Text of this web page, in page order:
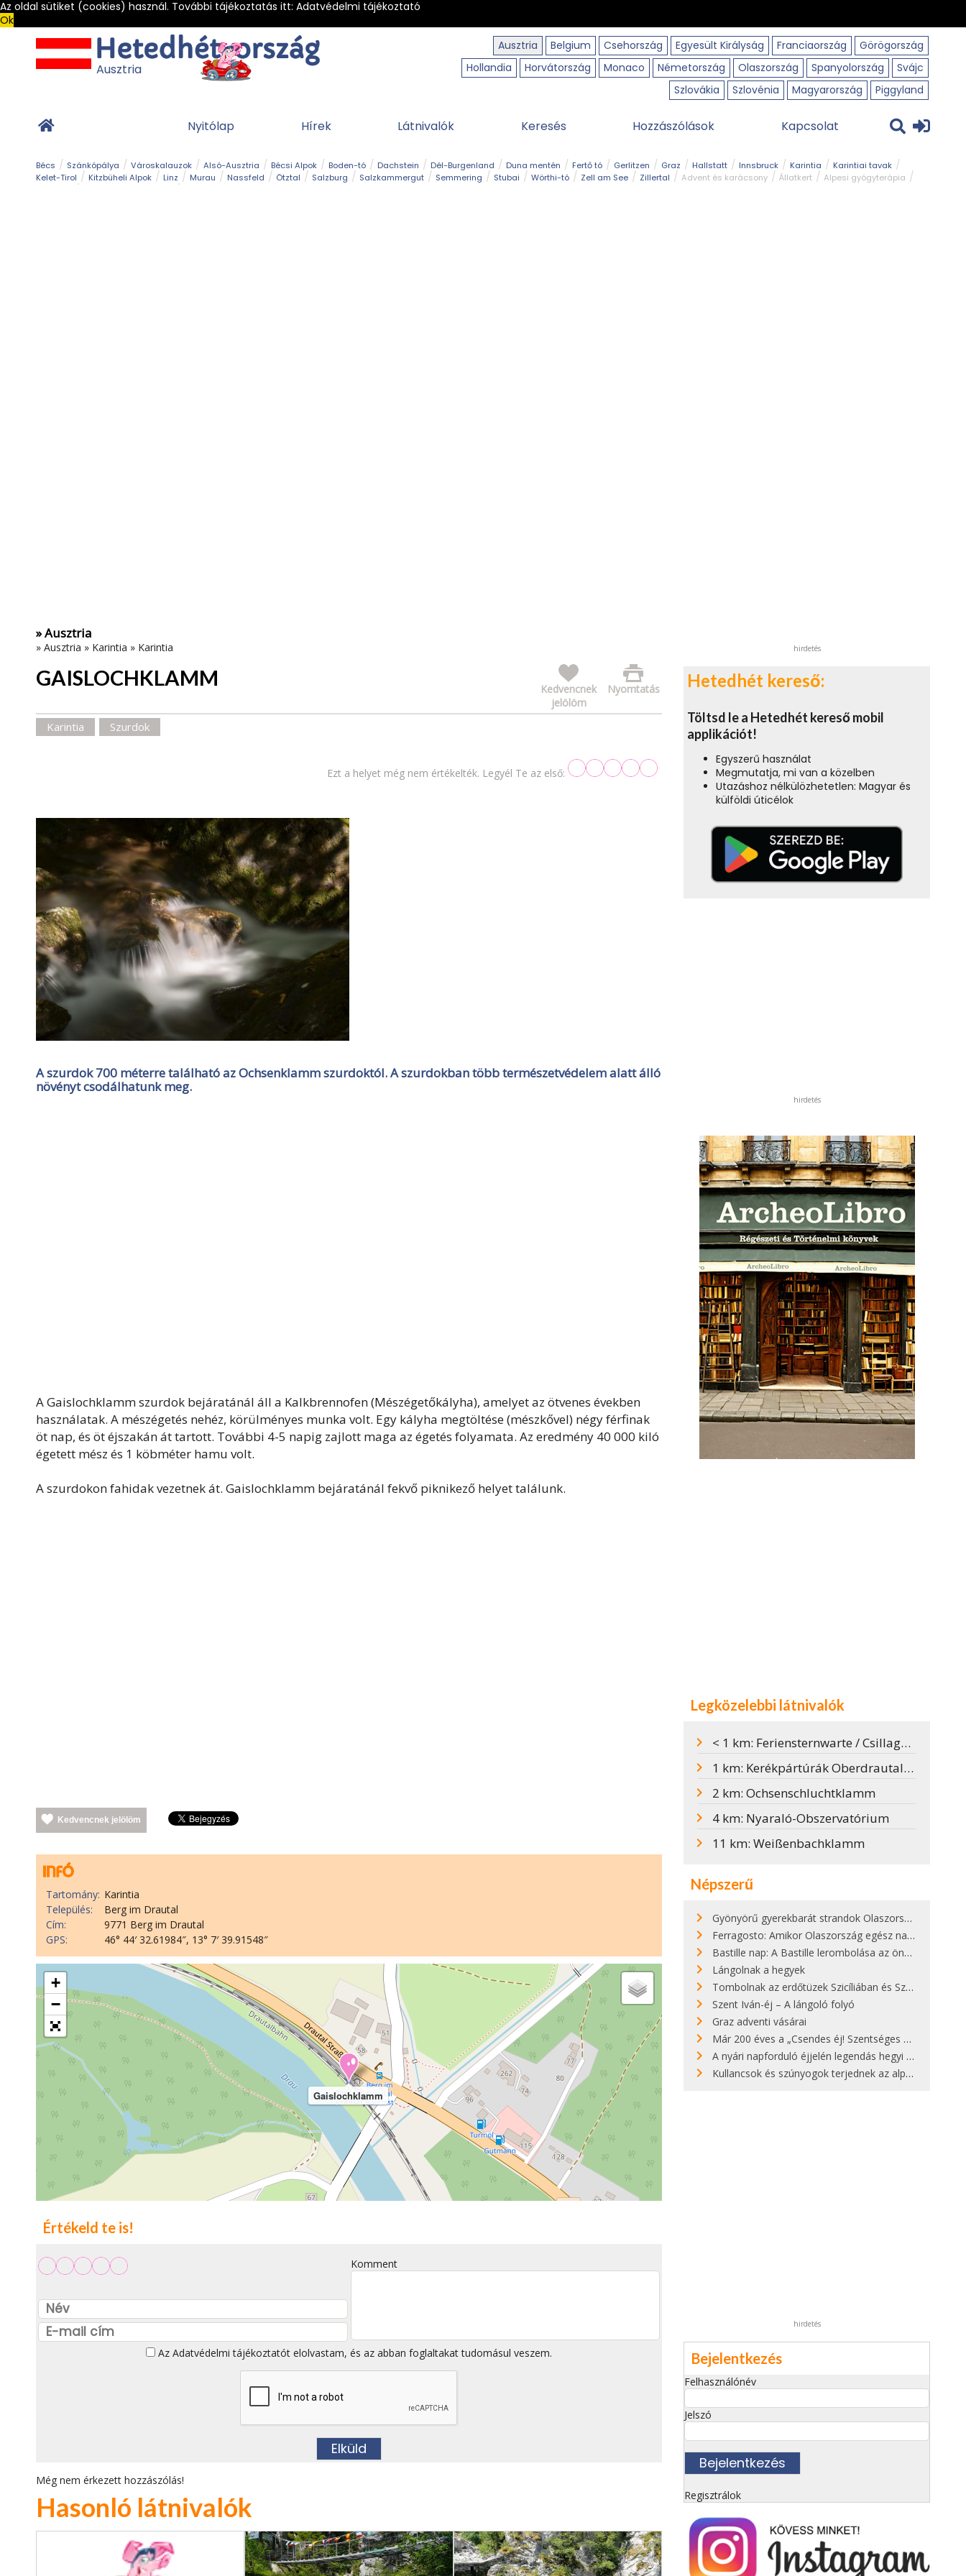
Az oldal sütiket (cookies) használ. További tájékoztatás itt: Adatvédelmi tájékoztató
Ok
Ausztria
Belgium Csehország Egyesült Királyság Franciaország
Görögország
Hollandia
Horvátország Monaco Németország Olaszország Spanyolország
Svájc
Szlovákia
Szlovénia Magyarország Piggyland
Ausztria
Nyitólap Hírek Látnivalók Keresés Hozzászólások Kapcsolat
Bécs Szánkópálya Városkalauzok Alsó-Ausztria Bécsi Alpok Boden-tó Dachstein Dél-Burgenland Duna mentén Fertő tó Gerlitzen Graz Hallstatt Innsbruck Karintia
Karintiai tavak
Kelet-Tirol
Kitzbüheli Alpok Linz Murau Nassfeld Ötztal Salzburg Salzkammergut Semmering Stubai Wörthi-tó Zell am See Zillertal Advent és karácsony Állatkert
Alpesi gyógyterápia
» Ausztria
» Ausztria » Karintia » Karintia
GAISLOCHKLAMM Nyomtatás
Kedvencnek
jelölöm
Karintia Szurdok
Ezt a helyet még nem értékelték. Legyél Te az első:
A szurdok 700 méterre található az Ochsenklamm szurdoktól. A szurdokban több természetvédelem alatt álló
növényt csodálhatunk meg.
A Gaislochklamm szurdok bejáratánál áll a Kalkbrennofen (Mészégetőkályha), amelyet az ötvenes években
használatak. A mészégetés nehéz, körülményes munka volt. Egy kályha megtöltése (mészkővel) négy férfinak
öt nap, és öt éjszakán át tartott. További 4-5 napig zajlott maga az égetés folyamata. Az eredmény 40 000 kiló
égetett mész és 1 köbméter hamu volt.
A szurdokon fahidak vezetnek át. Gaislochklamm bejáratánál fekvő piknikező helyet találunk.
Kedvencnek jelölöm
Tartomány: Karintia
Település:
Berg im Drautal
Cím:
9771 Berg im Drautal
GPS:
46° 44′ 32.61984″, 13° 7′ 39.91548″
Gaislochklamm
+
−
Értékeld te is!
Komment
Az Adatvédelmi tájékoztatót elolvastam, és az abban foglaltakat tudomásul veszem.
Még nem érkezett hozzászólás!
Hasonló látnivalók
hirdetés
Hetedhét kereső:
Töltsd le a Hetedhét kereső mobil
applikációt!
Egyszerű használat
Megmutatja, mi van a közelben
Utazáshoz nélkülözhetetlen: Magyar és
külföldi úticélok
hirdetés
Legközelebbi látnivalók
< 1 km: Feriensternwarte / Csillagvizsgáló
1 km: Kerékpártúrák Oberdrautalban
2 km: Ochsenschluchtklamm
4 km: Nyaraló-Obszervatórium
11 km: Weißenbachklamm
Népszerű
Gyönyörű gyerekbarát strandok Olaszországban - megmutatjuk a 15 legjobbat
Ferragosto: Amikor Olaszország egész nap nyaral
Bastille nap: A Bastille lerombolása az önkényuralom végét jelentette
Lángolnak a hegyek
Tombolnak az erdőtüzek Szicíliában és Szardínián
Szent Iván-éj – A lángoló folyó
Graz adventi vásárai
Már 200 éves a „Csendes éj! Szentséges éj!”
A nyári napforduló éjjelén legendás hegyi tüzek világítják meg Zugspitzét
Kullancsok és szúnyogok terjednek az alpesi legelőkön
hirdetés
Bejelentkezés
Felhasználónév
Jelszó
Regisztrálok